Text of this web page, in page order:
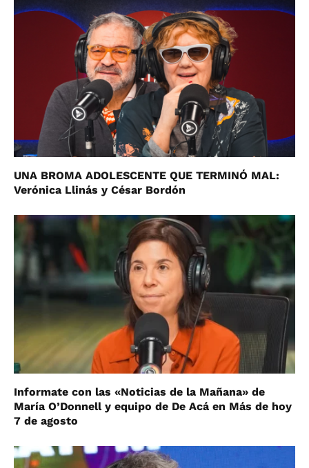
UNA BROMA ADOLESCENTE QUE TERMINÓ MAL:
Verónica Llinás y César Bordón
Informate con las «Noticias de la Mañana» de
María O’Donnell y equipo de De Acá en Más de hoy
7 de agosto